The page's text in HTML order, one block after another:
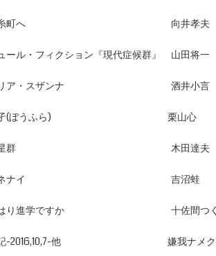
糸町へ 向井孝夫
ール・フィクション『現代症候群』 山田将一
リア・スザンナ 酒井小言
孑(ぼうふら) 栗山心
星群 木田達夫
ネナイ 吉沼蛙
はり進学ですか 十佐間つく
記-2016,10,7-他 嫌我ナメク